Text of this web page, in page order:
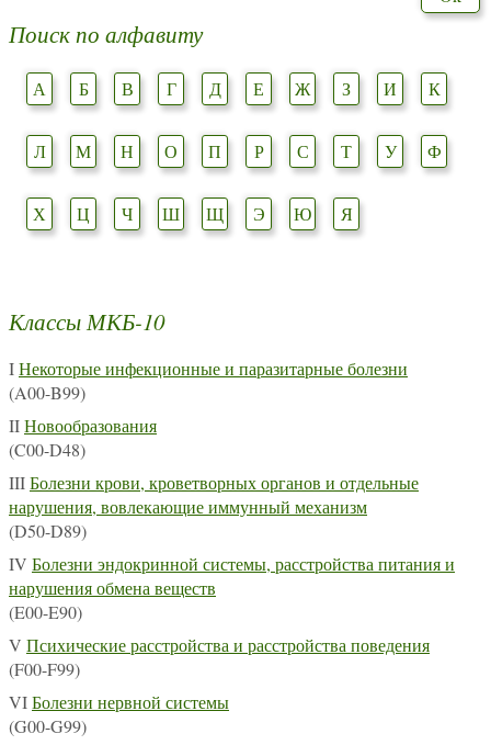
Поиск по алфавиту
А Б В Г Д Е Ж З И К
Л М Н О П Р С Т У Ф
Х Ц Ч Ш Щ Э Ю Я
Классы МКБ-10
IНекоторые инфекционные и паразитарные болезни
(A00-B99)
IIНовообразования
(C00-D48)
IIIБолезни крови, кроветворных органов и отдельные
нарушения, вовлекающие иммунный механизм
(D50-D89)
IV Болезни эндокринной системы, расстройства питания и
нарушения обмена веществ
(E00-E90)
V Психические расстройства и расстройства поведения
(F00-F99)
VIБолезни нервной системы
(G00-G99)